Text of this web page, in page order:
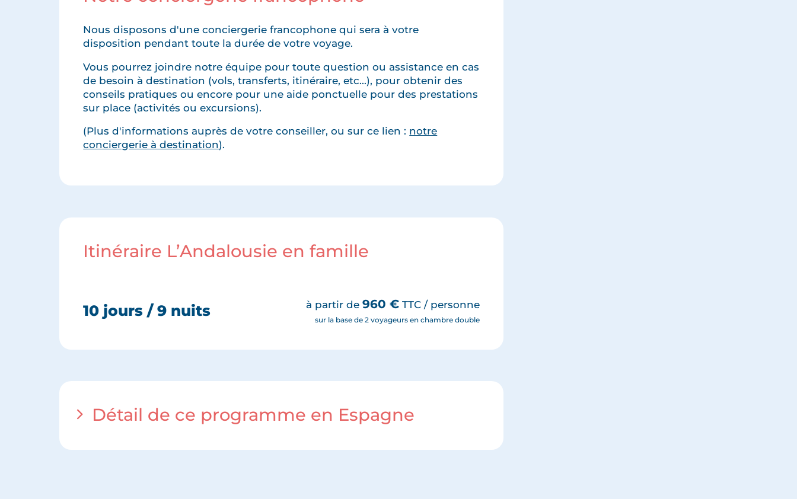
Nous disposons d'une conciergerie francophone qui sera à votre
disposition pendant toute la durée de votre voyage.
Vous pourrez joindre notre équipe pour toute question ou assistance en cas
de besoin à destination (vols, transferts, itinéraire, etc...), pour obtenir des
conseils pratiques ou encore pour une aide ponctuelle pour des prestations
sur place (activités ou excursions).
(Plus d'informations auprès de votre conseiller, ou sur ce lien : notre
conciergerie à destination).
Itinéraire L’Andalousie en famille
10 jours / 9 nuits à partir de960€ TTC / personne
sur la base de 2 voyageurs en chambre double
Détail de ce programme en Espagne